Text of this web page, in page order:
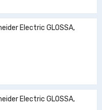
Electric GLOSSA,
Electric GLOSSA,